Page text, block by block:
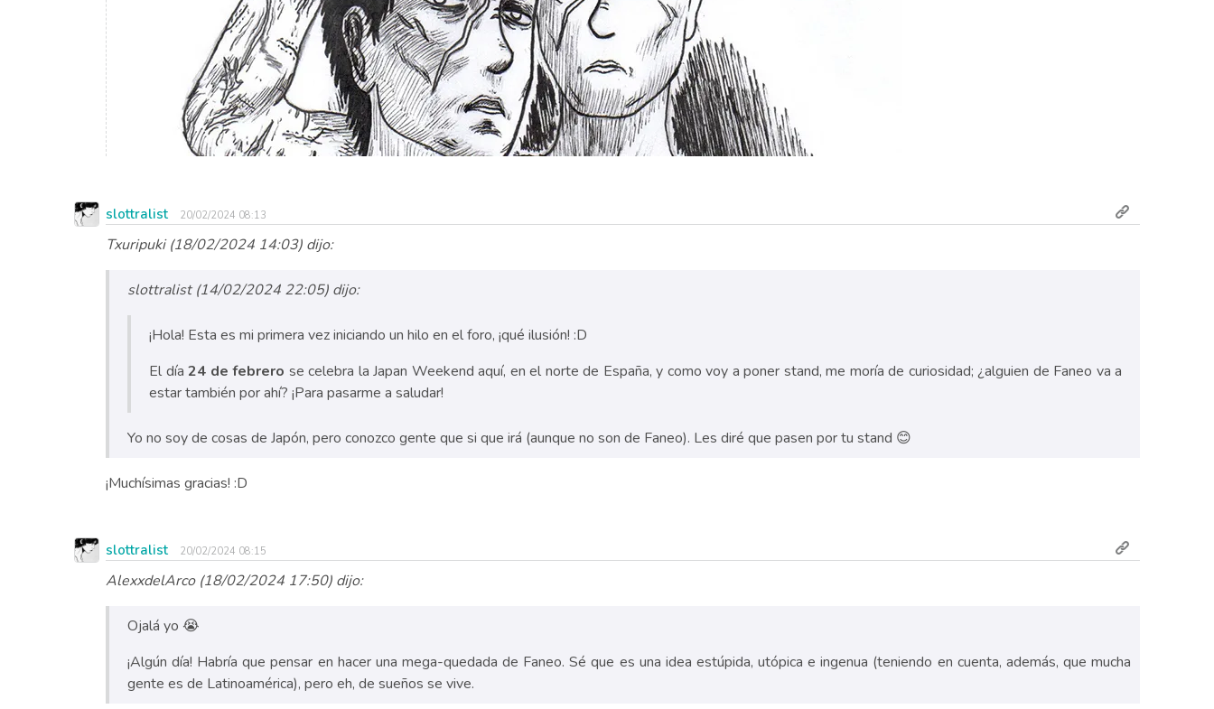
slottralist 20/02/2024 08:13
Txuripuki (18/02/2024 14:03) dijo:
slottralist (14/02/2024 22:05) dijo:
¡Hola! Esta es mi primera vez iniciando un hilo en el foro, ¡qué ilusión! :D
El día 24 de febrero se celebra la Japan Weekend aquí, en el norte de España, y como voy a poner stand, me moría de curiosidad; ¿alguien de Faneo va a
estar también por ahí? ¡Para pasarme a saludar!
Yo no soy de cosas de Japón, pero conozco gente que si que irá (aunque no son de Faneo). Les diré que pasen por tu stand 😊
¡Muchísimas gracias! :D
slottralist 20/02/2024 08:15
AlexxdelArco (18/02/2024 17:50) dijo:
Ojalá yo 😭
¡Algún día! Habría que pensar en hacer una mega-quedada de Faneo. Sé que es una idea estúpida, utópica e ingenua (teniendo en cuenta, además, que mucha
gente es de Latinoamérica), pero eh, de sueños se vive.